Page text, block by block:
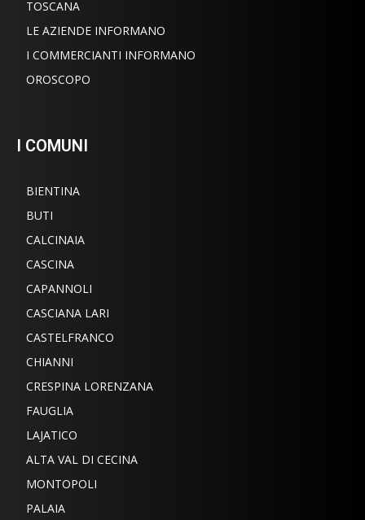
TOSCANA
LE AZIENDE INFORMANO
I COMMERCIANTI INFORMANO
OROSCOPO
I COMUNI
BIENTINA
BUTI
CALCINAIA
CASCINA
CAPANNOLI
CASCIANA LARI
CASTELFRANCO
CHIANNI
CRESPINA LORENZANA
FAUGLIA
LAJATICO
ALTA VAL DI CECINA
MONTOPOLI
PALAIA